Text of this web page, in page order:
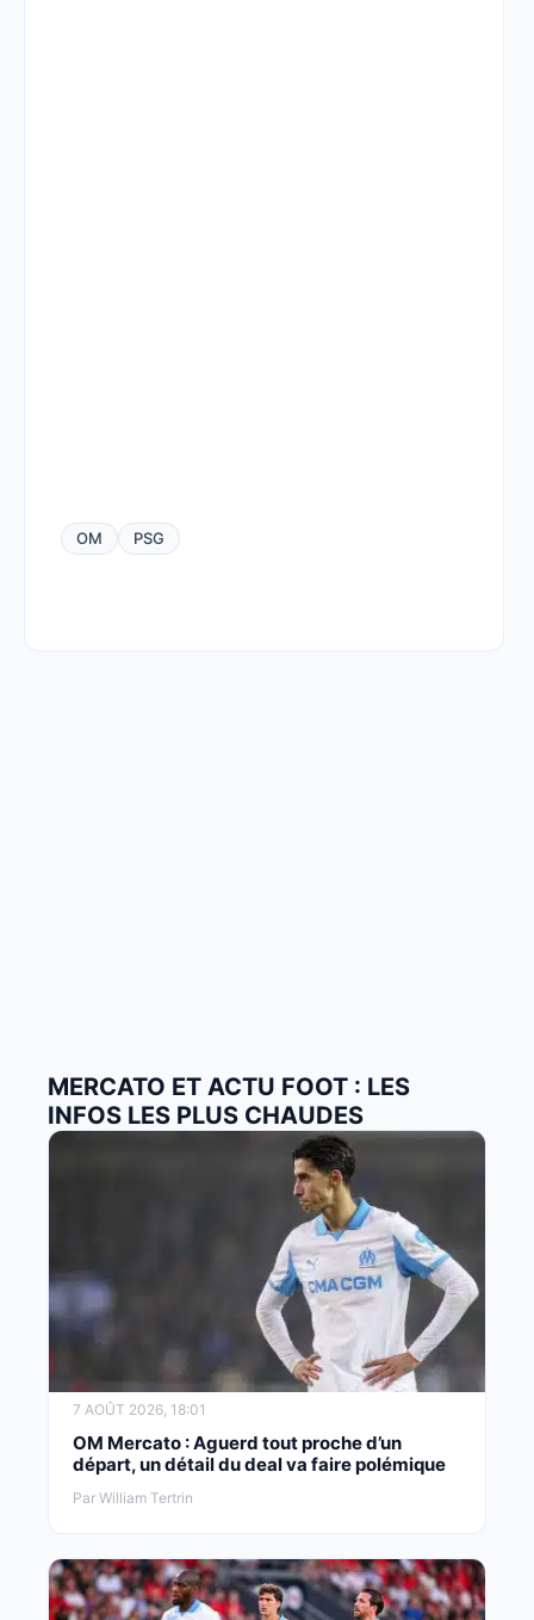
OM PSG
MERCATO ET ACTU FOOT : LES
INFOS LES PLUS CHAUDES
7 AOÛT 2026, 18:01
OM Mercato : Aguerd tout proche d’un
départ, un détail du deal va faire polémique
Par William Tertrin